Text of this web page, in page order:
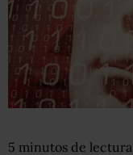
5 minutos de lectura